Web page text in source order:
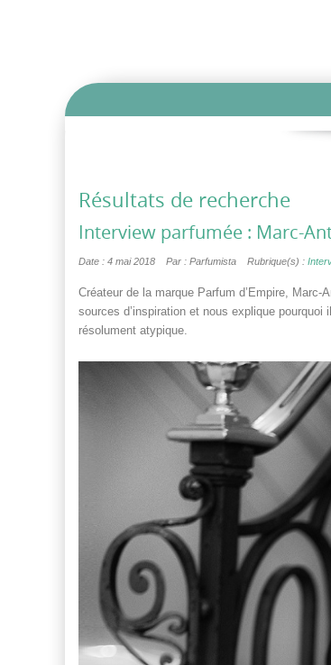
Résultats de recherche
Interview parfumée : Marc-
Date : 4 mai 2018 Par : Parfumista Rubrique(s) :
Créateur de la marque Parfum d’Empire,
sources d’inspiration et nous explique
résolument atypique.